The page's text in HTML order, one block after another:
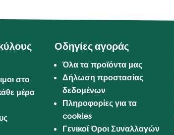
στο
μέρα
Οδηγίες αγοράς
Όλα τα προϊόντα μας
Δήλωση προστασίας
δεδομένων
Πληροφορίες για τα
cookies
Γενικοί Όροι Συναλλαγών